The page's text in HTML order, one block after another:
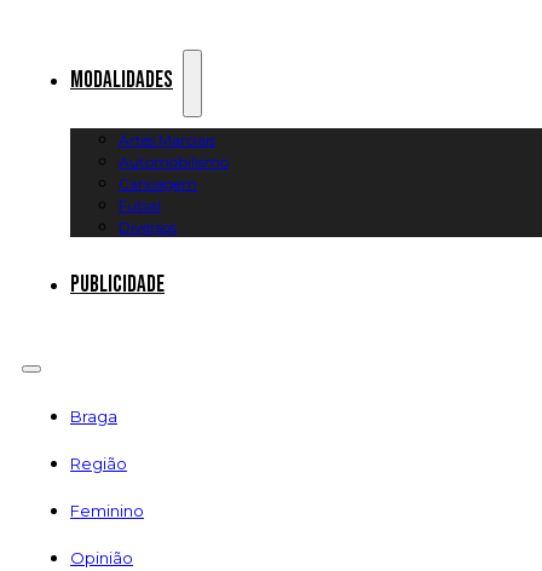
Modalidades
Artes Marciais
Automobilismo
Canoagem
Futsal
Diversos
Publicidade
Braga
Região
Feminino
Opinião